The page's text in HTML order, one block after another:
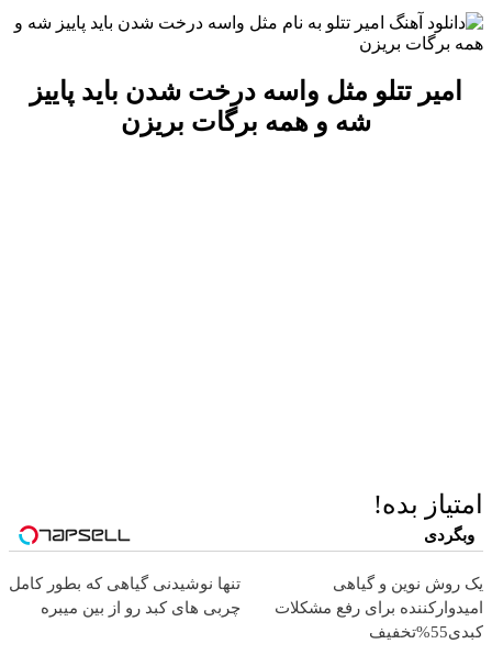
امیر تتلو مثل واسه درخت شدن باید پاییز
شه و همه برگات بریزن
امتیاز بده!
وبگردی
یک روش نوین و گیاهی
امیدوارکننده برای رفع مشکلات
کبدی55%تخفیف
تنها نوشیدنی گیاهی که بطور کامل
چربی های کبد رو از بین میبره